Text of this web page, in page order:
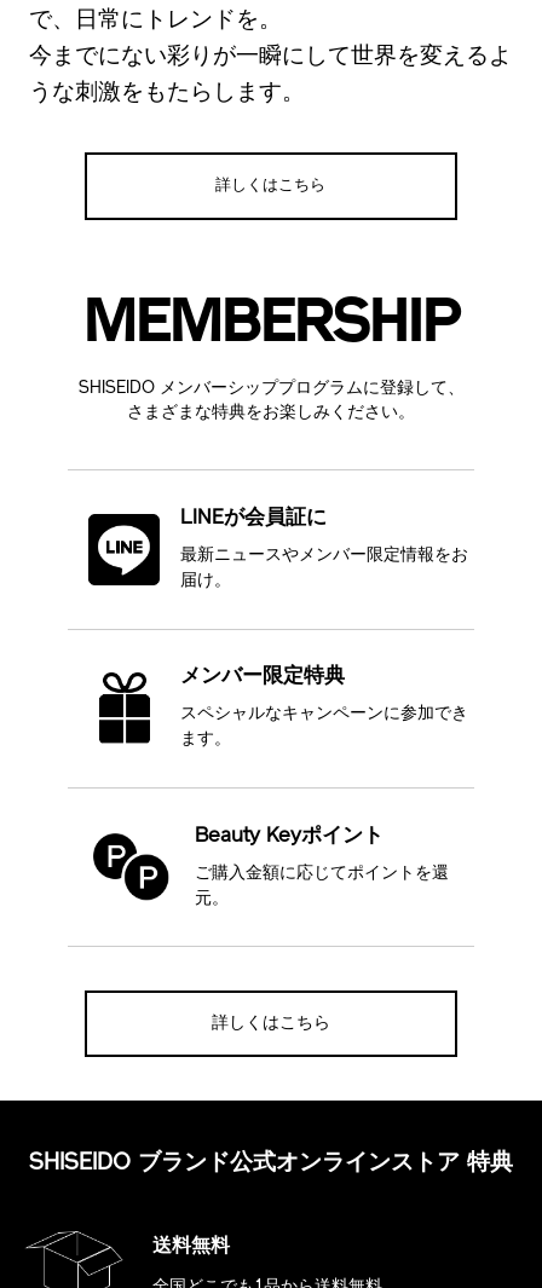
で、日常にトレンドを。
今までにない彩りが一瞬にして世界を変えるよ
うな刺激をもたらします。
詳しくはこちら
MEMBERSHIP
SHISEIDO メンバーシッププログラムに登録して、
さまざまな特典をお楽しみください。
LINEが会員証に
最新ニュースやメンバー限定情報をお
届け。
メンバー限定特典
スペシャルなキャンペーンに参加でき
ます。
Beauty Keyポイント
ご購入金額に応じてポイントを還
元。
詳しくはこちら
SHISEIDO ブランド公式オンラインストア 特典
送料無料